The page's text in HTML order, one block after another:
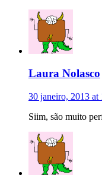
Laura Nolasco
30 janeiro, 2013 at
Siim, são muito